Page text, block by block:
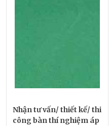
Nhận tư vấn/ thiết kế/ thi
công bàn thí nghiệm áp